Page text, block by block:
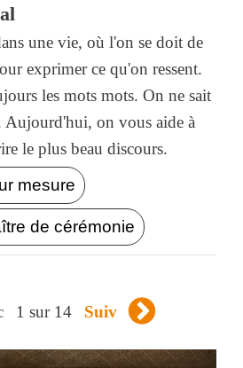
une vie, où l'on se doit de
exprimer ce qu'on ressent.
les mots mots. On ne sait
Aujourd'hui, on vous aide à
le plus beau discours.
mesure
de cérémonie
1 sur 14 Suiv